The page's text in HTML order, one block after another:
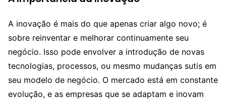
A inovação é mais do que apenas criar algo novo; é
sobre reinventar e melhorar continuamente seu
negócio. Isso pode envolver a introdução de novas
tecnologias, processos, ou mesmo mudanças sutis em
seu modelo de negócio. O mercado está em constante
evolução, e as empresas que se adaptam e inovam